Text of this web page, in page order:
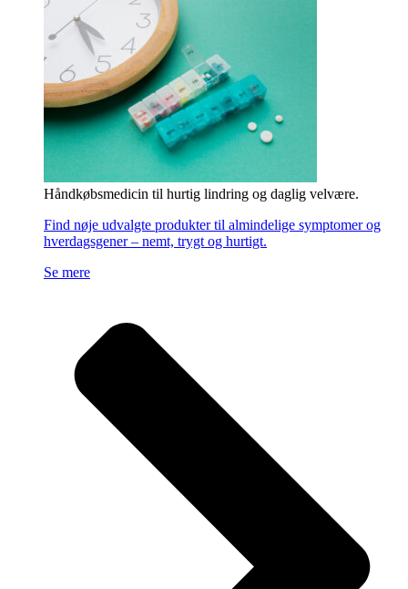
Håndkøbsmedicin til hurtig lindring og daglig velvære.
Find nøje udvalgte produkter til almindelige symptomer og
hverdagsgener – nemt, trygt og hurtigt.
Se mere